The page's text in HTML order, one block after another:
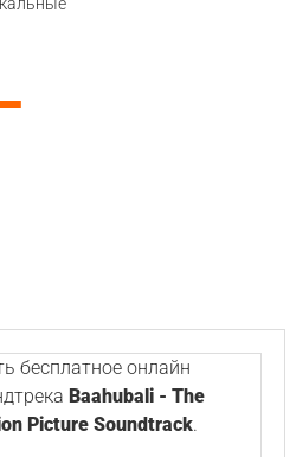
бесплатное онлайн
Baahubali - The
Picture Soundtrack.